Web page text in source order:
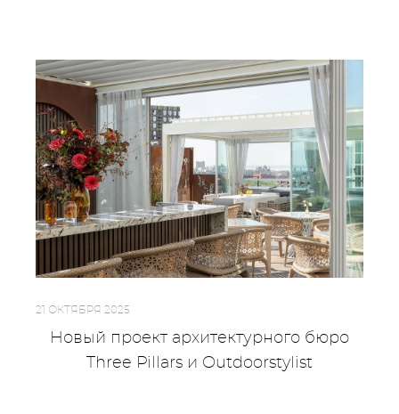
21 ОКТЯБРЯ 2025
Новый проект архитектурного бюро
Three Pillars и Outdoorstylist